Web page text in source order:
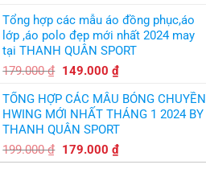
là:
179.000 ₫.
tại
là:
149.000 ₫.
Tổng hợp các mẫu áo đồng phục,áo
lớp ,áo polo đẹp mới nhất 2024 may
tại THANH QUÂN SPORT
179.000₫ Giá
là:
179.000 ₫.
149.000 ₫Giá
tại
là:
TỔNG HỢP CÁC MẪU BÓNG CHUYỀN
HWING MỚI NHẤT THÁNG 1 2024 BY
THANH QUÂN SPORT
199.000₫ Giá
gốc
179.000 ₫Giá
hiện